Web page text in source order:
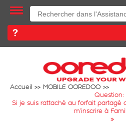
Accueil
MOBILE OOREDOO
Question:
Si je suis rattaché au forfait partagé
m’inscrire à
»